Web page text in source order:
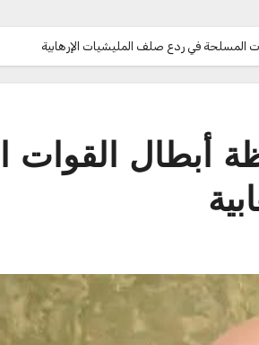
المسلحة في ردع صلف المليشيات الإرهابية
أبطال القوات